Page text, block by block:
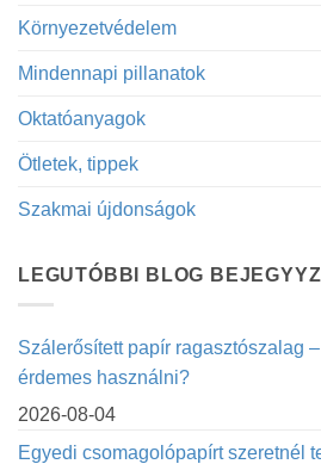
Környezetvédelem
Mindennapi pillanatok
Oktatóanyagok
Ötletek, tippek
Szakmai újdonságok
LEGUTÓBBI BLOG
Szálerősített papír ragasztószalag
érdemes használni?
2026-08-04
Egyedi csomagolópapírt szeretnél